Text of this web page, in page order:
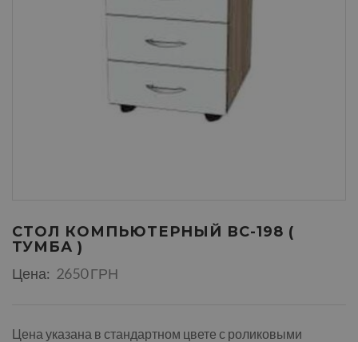
СТОЛ КОМПЬЮТЕРНЫЙ ВС-198 (
ТУМБА )
Цена: 2650 ГРН
Цена указана в стандартном цвете с роликовыми